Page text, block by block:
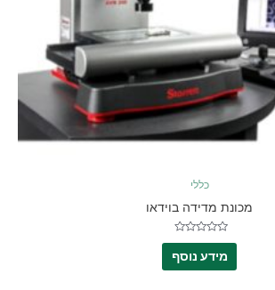
כללי
מכונת מדידה בוידאו
דורג
0
מתוך
5
מידע נוסף